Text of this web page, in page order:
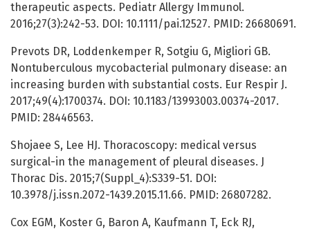
therapeutic aspects. Pediatr Allergy Immunol.
2016;27(3):242-53. DOI: 10.1111/pai.12527. PMID: 26680691.
Prevots DR, Loddenkemper R, Sotgiu G, Migliori GB.
Nontuberculous mycobacterial pulmonary disease: an
increasing burden with substantial costs. Eur Respir J.
2017;49(4):1700374. DOI: 10.1183/13993003.00374-2017.
PMID: 28446563.
Shojaee S, Lee HJ. Thoracoscopy: medical versus
surgical-in the management of pleural diseases. J
Thorac Dis. 2015;7(Suppl_4):S339-51. DOI:
10.3978/j.issn.2072-1439.2015.11.66. PMID: 26807282.
Cox EGM, Koster G, Baron A, Kaufmann T, Eck RJ,